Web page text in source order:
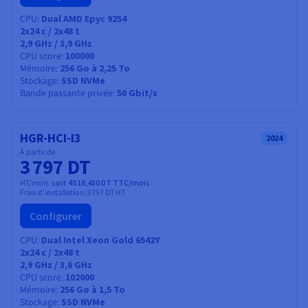
CPU Dual AMD Epyc 9254
2x24c / 2x48 t
2,9 GHz / 3,9 GHz
CPU score 100000
Mémoire 256 Go à 2,25 To
Stockage SSD NVMe
Bande passante privée 50 Gbit/s
HGR-HCI-I3 2024
À partir de
3 797 DT
HT/mois soit 4 518,430 DT TTC/mois
Frais d'installation:3 797 DTHT
Configurer
CPU Dual Intel Xeon Gold 6542Y
2x24c / 2x48 t
2,9 GHz / 3,6 GHz
CPU score 102000
Mémoire 256 Go à 1,5 To
Stockage SSD NVMe